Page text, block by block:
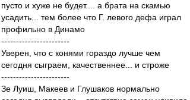
пусто и хуже не будет.... а брата на скамью
усадить... тем более что Г. левого дефа играл
профильно в Динамо
-----------------------
Уверен, что с конями гораздо лучше чем
сегодня сыграем, качественнее... и строже
-----------------------
Зе Луиш, Макеев и Глушаков нормально